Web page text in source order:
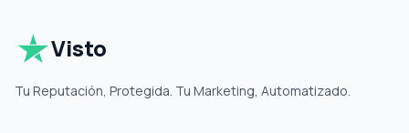
Visto
Tu Reputación, Protegida. Tu Marketing, Automatizado.